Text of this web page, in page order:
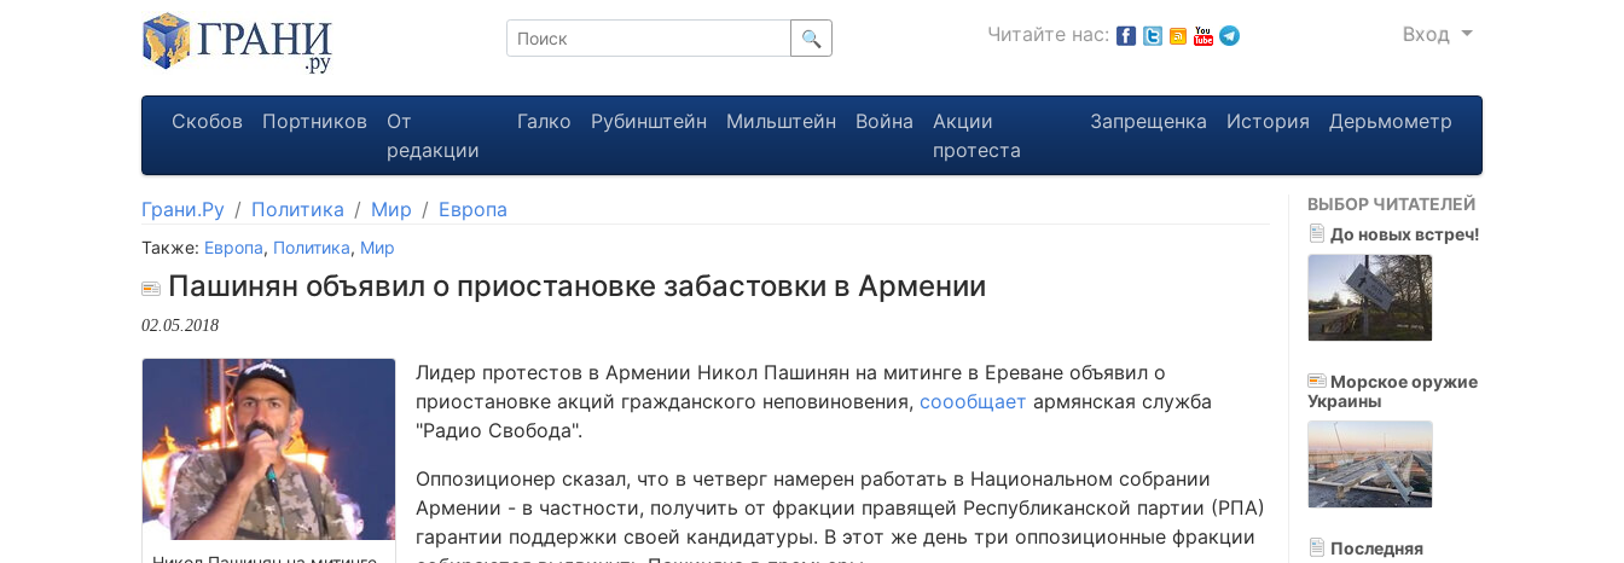
🔍 Читайте нас: Вход
Скобов Портников
От
редакции
Галко Рубинштейн Мильштейн Война
Акции
протеста
Запрещенка История Дерьмометр
Грани.Ру Политика Мир Европа
Также: Европа, Политика, Мир
Пашинян объявил о приостановке забастовки в Армении
02.05.2018
Лидер протестов в Армении Никол Пашинян на митинге в Ереване объявил о
приостановке акций гражданского неповиновения, соообщает армянская служба
"Радио Свобода".
Оппозиционер сказал, что в четверг намерен работать в Национальном собрании
Армении - в частности, получить от фракции правящей Республиканской партии (РПА)
гарантии поддержки своей кандидатуры. В этот же день три оппозиционные фракции
ВЫБОР ЧИТАТЕЛЕЙ
До новых встреч!
Морское оружие
Украины
Последняя